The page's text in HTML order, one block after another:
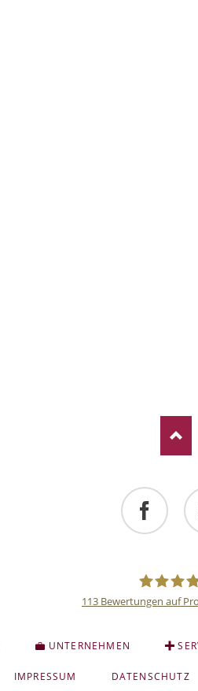
Anlage
113 Bewertungen auf
UNTERNEHMEN
ÜBERSPRINGEN
IMPRESSUM DATENSCHUTZ